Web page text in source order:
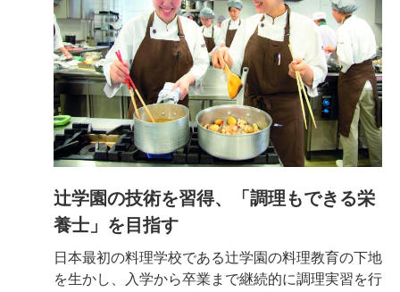
辻学園の技術を習得、「調理もできる栄
養士」を目指す
日本最初の料理学校である辻学園の料理教育の下地
を生かし、入学から卒業まで継続的に調理実習を行